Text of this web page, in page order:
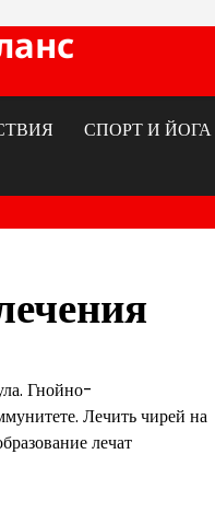
СПОРТ И ЙОГА
Гнойно-
Лечить чирей на
лечат